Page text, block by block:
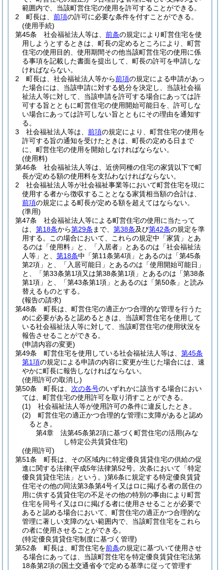
範囲内で、当該町営住宅の使用を許可することができる。
2
町長は、 前項の許可に必要な条件を付すことができる。
(使用手続)
第45条
社会福祉法人等は、 前条の規定により町営住宅を使
用しようとするときは、町長の定めるところにより、町営
住宅の使用目的、使用期間その他当該町営住宅の使用に係
る事項を記載した書面を提出して、町長の許可を申請しな
ければならない。
2
町長は、社会福祉法人等から前項の規定による申請があっ
た場合には、当該申請に対する処分を決定し、当該社会福
祉法人等に対して、当該申請を許可する場合にあっては許
可する旨とともに町営住宅の使用開始可能日を、許可しな
い場合にあっては許可しない旨とともにその理由を通知す
る。
3
社会福祉法人等は、 前項の規定により、町営住宅の使用を
許可する旨の通知を受けたときは、町長の定める日まで
に、町営住宅の使用を開始しなければならない。
(使用料)
第46条
社会福祉法人等は、近傍同種の住宅の家賃以下で町
長が定める額の使用料を支払わなければならない。
2
社会福祉法人等が社会福祉事業等において町営住宅を現に
使用する者から徴収することとなる家賃相当額の合計は、
前項の規定による町長が定める額を超えてはならない。
(準用)
第47条
社会福祉法人等による町営住宅の使用に当たって
は、 第18条から第29条 まで、 第38条及び第42条の規定を準
用する。
この場合において、これらの規定中「家賃」とあ
るのは「使用料」と、「入居者」とあるのは「社会福祉法
人等」と、 第18条中「第11条第4項」とあるのは「第45条
第2項」と、「入居可能日」とあるのは「使用開始可能日」
と、「第33条第1項又は第38条第1項」とあるのは「第38条
第1項」と、「第43条第1項」とあるのは「第50条」と読み
替えるものとする。
(報告の請求)
第48条
町長は、町営住宅の適正かつ合理的な管理を行うた
めに必要があると認めるときは、当該町営住宅を使用して
いる社会福祉法人等に対して、当該町営住宅の使用状況を
報告させることができる。
(申請内容の変更)
第49条
町営住宅を使用している社会福祉法人等は、 第45条
第1項の規定による申請の内容に変更が生じた場合には、速
やかに町長に報告しなければならない。
(使用許可の取消し)
第50条
町長は、 次の各号のいずれかに該当する場合におい
ては、町営住宅の使用許可を取り消すことができる。
(1)
社会福祉法人等が使用許可の条件に違反したとき。
(2)
町営住宅の適正かつ合理的な管理に支障があると認め
るとき。
第4章
法第45条第2項に基づく町営住宅の活用(みな
し特定公共賃貸住宅)
(使用許可)
第51条
町長は、その区域内に特定優良賃貸住宅の供給の促
進に関する法律(平成5年法律第52号。次条において「特定
優良賃貸住宅法」という。)第6条に規定する特定優良賃貸
住宅その他の同法第3条第4号イ又はロに掲げる者の居住の
用に供する賃貸住宅の不足その他の特別の事由により町営
住宅を同号イ又はロに掲げる者に使用させることが必要で
あると認める場合において、町営住宅の適正かつ合理的な
管理に著しい支障のない範囲内で、当該町営住宅をこれら
の者に使用させることができる。
(特定優良賃貸住宅制度に基づく管理)
第52条
町長は、町営住宅を前条の規定に基づいて使用させ
る場合にあっては、当該町営住宅を特定優良賃貸住宅法第
18条第2項の国土交通省令で定める基準に従って管理す